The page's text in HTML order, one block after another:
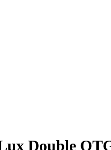
Double